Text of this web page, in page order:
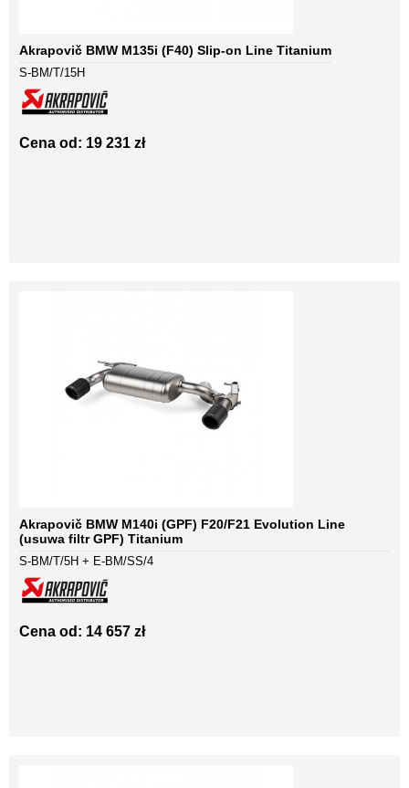
Akrapovič BMW M135i (F40) Slip-on Line Titanium
S-BM/T/15H
Cena od: 19 231 zł
Akrapovič BMW M140i (GPF) F20/F21 Evolution Line
(usuwa filtr GPF) Titanium
S-BM/T/5H + E-BM/SS/4
Cena od: 14 657 zł